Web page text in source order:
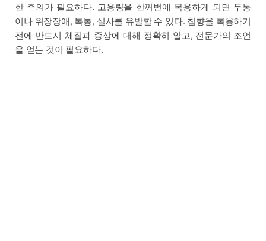
한 주의가 필요하다. 고용량을 한꺼번에 복용하게 되면 두통
이나 위장장애, 복통, 설사를 유발할 수 있다. 침향을 복용하기
전에 반드시 체질과 증상에 대해 정확히 알고, 전문가의 조언
을 얻는 것이 필요하다.